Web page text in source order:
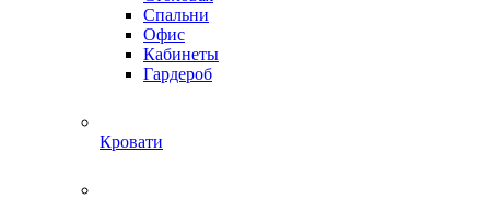
Спальни
Офис
Кабинеты
Гардероб
Кровати